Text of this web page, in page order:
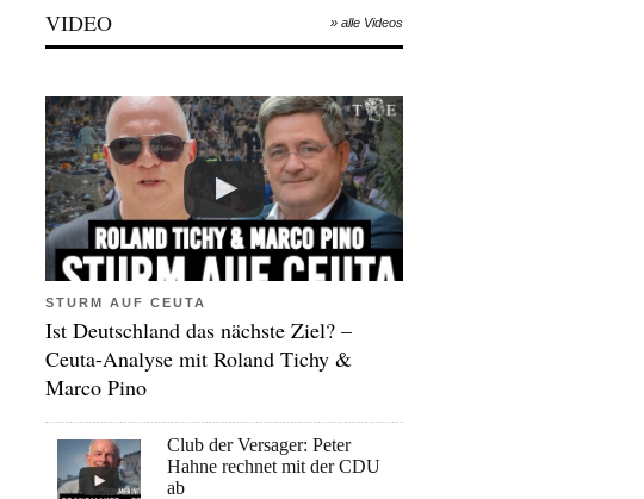
VIDEO » alle Videos
STURM AUF CEUTA
Ist Deutschland das nächste Ziel? –
Ceuta-Analyse mit Roland Tichy &
Marco Pino
Club der Versager: Peter
Hahne rechnet mit der CDU
ab